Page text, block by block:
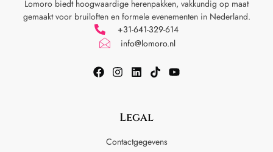
Lomoro biedt hoogwaardige herenpakken, vakkundig op maat
gemaakt voor bruiloften en formele evenementen in Nederland.
+31-641-329-614
info@lomoro.nl
Legal
Contactgegevens